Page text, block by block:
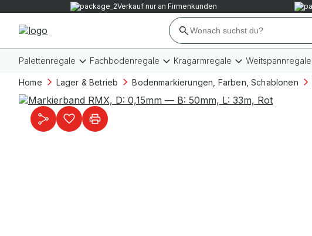
Verkauf nur an Firmenkunden
Palettenregale Fachbodenregale Kragarmregale Weitspannregale
Home Lager & Betrieb Bodenmarkierungen, Farben, Schablonen